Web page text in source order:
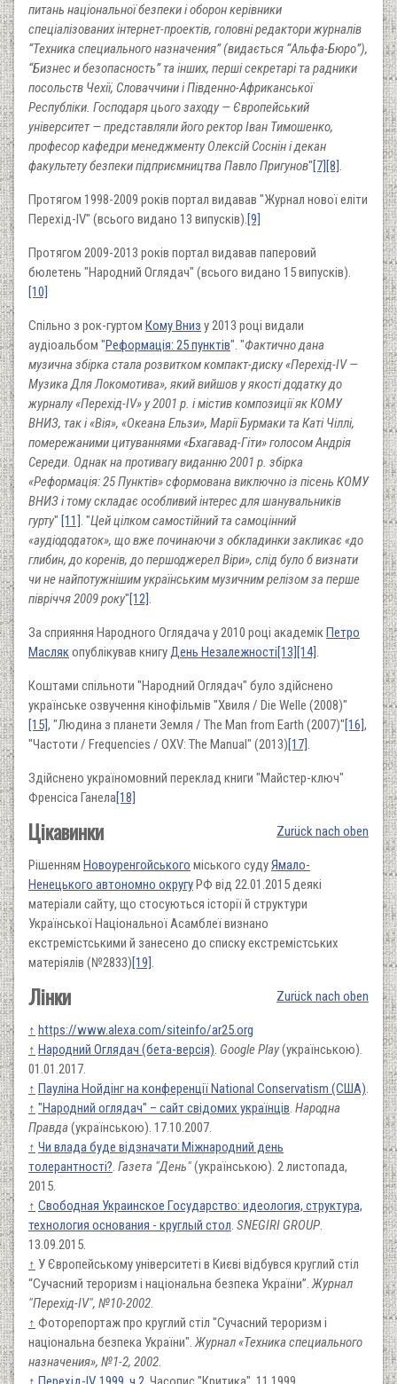
питань національної безпеки і оборон керівники
спеціалізованих інтернет-проектів, головні редактори журналів
“Техника специального назначения” (видається “Альфа-Бюро”),
“Бизнес и безопасность” та інших, перші секретарі та радники
посольств Чехії, Словаччини і Південно-Африканської
Республіки. Господаря цього заходу — Європейський
університет — представляли його ректор Іван Тимошенко,
професор кафедри менеджменту Олексій Соснін і декан
факультету безпеки підприємництва Павло Пригунов"[7] [8] .
Протягом 1998-2009 років портал видавав "Журнал нової еліти
Перехід-IV" (всього видано 13 випусків).[9]
Протягом 2009-2013 років портал видавав паперовий
бюлетень "Народний Оглядач" (всього видано 15 випусків).
[10]
Спільно з рок-гуртом Кому Вниз у 2013 році видали
аудіоальбом "Реформація: 25 пунктів". "Фактично дана
музична збірка стала розвитком компакт-диску «Перехід-IV —
Музика Для Локомотива», який вийшов у якості додатку до
журналу «Перехід-IV» у 2001 р. і містив композиції як КОМУ
ВНИЗ, так і «Вія», «Океана Ельзи», Марії Бурмаки та Каті Чіллі,
помережаними цитуваннями «Бхагавад-Гіти» голосом Андрія
Середи. Однак на противагу виданню 2001 р. збірка
«Реформація: 25 Пунктів» сформована виключно із пісень КОМУ
ВНИЗ і тому складає особливий інтерес для шанувальників
гурту" [11] . "Цей цілком самостійний та самоцінний
«аудіододаток», що вже починаючи з обкладинки закликає «до
глибин, до коренів, до першоджерел Віри», слід було б визнати
чи не найпотужнішим українським музичним релізом за перше
півріччя 2009 року"[12] .
За сприяння Народного Оглядача у 2010 році академік Петро
Маслякопублікував книгуДень Незалежності[13] [14] .
Коштами спільноти "Народний Оглядач" було здійснено
українське озвучення кінофільмів "Хвиля / Die Welle (2008)"
[15] , "Людина з планети Земля / The Man from Earth (2007)"[16] ,
"Частоти / Frequencies / OXV: The Manual" (2013)[17] .
Здійснено україномовний переклад книги "Майстер-ключ"
Френсіса Ганела[18]
Zurück nach oben
Цікавинки
Рішенням Новоуренгойського міського судуЯмало-
Ненецького автономно округу РФ від 22.01.2015 деякі
матеріали сайту, що стосуються історії й структури
Української Національної Асамблеї визнано
екстремістськими й занесено до списку екстремістських
матеріялів (№2833)[19] .
Zurück nach oben
Лінки
↑ https://www.alexa.com/siteinfo/ar25.org
↑ Народний Оглядач (бета-версія). Google Play(українською).
01.01.2017.
↑ Пауліна Нойдінг на конференції National Conservatism (США).
↑ "Народний оглядач" – сайт свідомих українців. Народна
Правда (українською). 17.10.2007.
↑ Чи влада буде відзначати Міжнародний день
толерантності?. Газета "День"(українською). 2 листопада,
2015.
↑ Свободная Украинское Государство: идеология, структура,
технология основания - круглый стол. SNEGIRI GROUP.
13.09.2015.
↑ У Європейському університеті в Києві відбувся круглий стіл
“Сучасний тероризм і національна безпека України”.Журнал
"Перехід-IV", №10-2002.
↑ Фоторепортаж про круглий стіл "Сучасний тероризм і
національна безпека України".Журнал «Техника специального
назначения», №1-2, 2002.